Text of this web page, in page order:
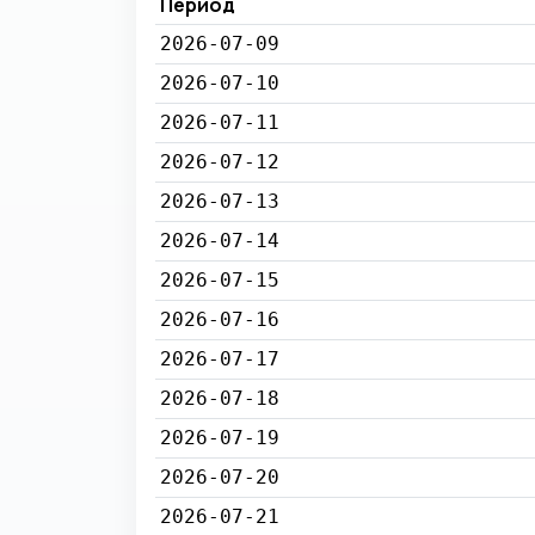
2026-07-09
2026-07-10
2026-07-11
2026-07-12
2026-07-13
2026-07-14
2026-07-15
2026-07-16
2026-07-17
2026-07-18
2026-07-19
2026-07-20
2026-07-21